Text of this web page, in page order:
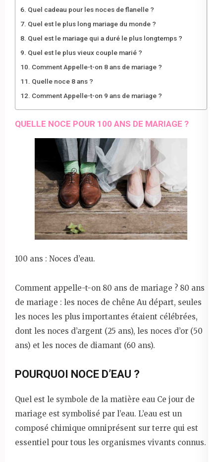
Quel cadeau pour les noces de flanelle ?
Quel est le plus long mariage du monde ?
Quel est le mariage qui a duré le plus longtemps ?
Quel est le plus vieux couple marié ?
Comment Appelle-t-on 8 ans de mariage ?
Quelle noce 8 ans ?
Comment Appelle-t-on 9 ans de mariage ?
QUELLE NOCE POUR 100 ANS DE MARIAGE ?
100 ans : Noces d’eau.
Comment appelle-t-on 80 ans de mariage ? 80 ans
de mariage : les noces de chêne Au départ, seules
les noces les plus importantes étaient célébrées,
dont les noces d’argent (25 ans), les noces d’or (50
ans) et les noces de diamant (60 ans).
POURQUOI NOCE D’EAU ?
Quel est le symbole de la matière eau Ce jour de
mariage est symbolisé par l’eau. L’eau est un
composé chimique omniprésent sur terre qui est
essentiel pour tous les organismes vivants connus.